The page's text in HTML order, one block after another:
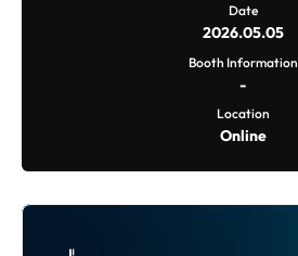
Publications
Date
2026.05.05
Booth Information
-
Location
Online